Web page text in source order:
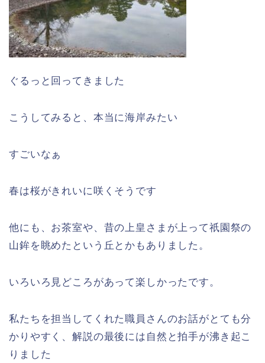
ぐるっと回ってきました
こうしてみると、本当に海岸みたい
すごいなぁ
春は桜がきれいに咲くそうです
他にも、お茶室や、昔の上皇さまが上って祇園祭の
山鉾を眺めたという丘とかもありました。
いろいろ見どころがあって楽しかったです。
私たちを担当してくれた職員さんのお話がとても分
かりやすく、解説の最後には自然と拍手が沸き起こ
りました